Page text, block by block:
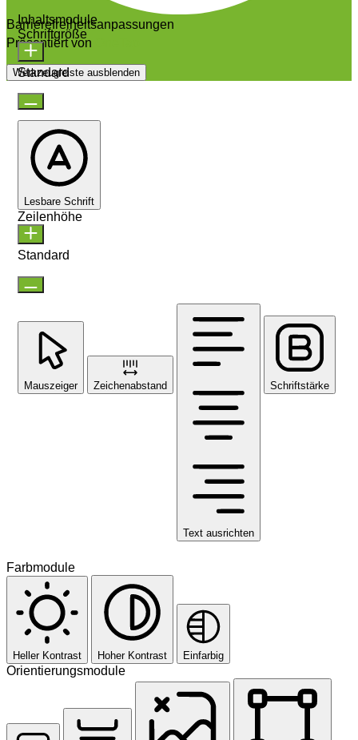
Barrierefreiheitsanpassungen
Präsentiert von
Werkzeugleiste ausblenden
Inhaltsmodule
Schriftgröße
Standard
Lesbare Schrift
Zeilenhöhe
Standard
Mauszeiger Zeichenabstand
Text ausrichten
Schriftstärke
Farbmodule
Heller Kontrast Hoher Kontrast Einfarbig
Orientierungsmodule